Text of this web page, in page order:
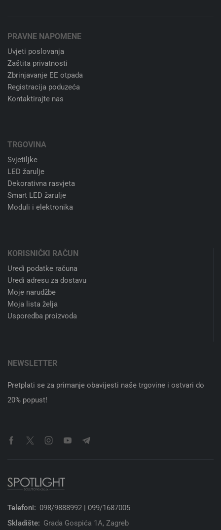
PRAVNE NAPOMENE
Uvjeti poslovanja
Zaštita privatnosti
Zbrinjavanje EE otpada
Registracija poduzeća
Kontaktirajte nas
TRGOVINA
Svjetiljke
LED žarulje
Dekorativna rasvjeta
Smart LED žarulje
Moduli i elektronika
KORISNIČKI RAČUN
Uredi podatke računa
Uredi adresu za dostavu
Moje narudžbe
Moja lista želja
Usporedba proizvoda
NEWSLETTER
Pretplati se za primanje obavijesti naše trgovine i ostvari do
20% popust!
Telefoni: 098/9888992 | 099/1687005
Skladište: Grada Gospića 1A, Zagreb